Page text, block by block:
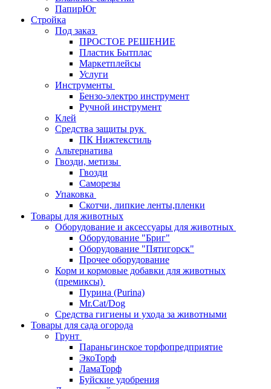
ПапирЮг
Стройка
Под заказ
ПРОСТОЕ РЕШЕНИЕ
Пластик Бытплас
Маркетплейсы
Услуги
Инструменты
Бензо-электро инструмент
Ручной инструмент
Клей
Средства защиты рук
ПК Нижтекстиль
Альтернатива
Гвозди, метизы
Гвозди
Саморезы
Упаковка
Скотчи, липкие ленты,пленки
Товары для животных
Оборудование и аксессуары для животных
Оборудование "Бриг"
Оборудование "Пятигорск"
Прочее оборудование
Корм и кормовые добавки для животных
(премиксы)
Пурина (Purina)
Mr.Cat/Dog
Средства гигиены и ухода за животными
Товары для сада огорода
Грунт
Параньгинское торфопредприятие
ЭкоТорф
ЛамаТорф
Буйские удобрения